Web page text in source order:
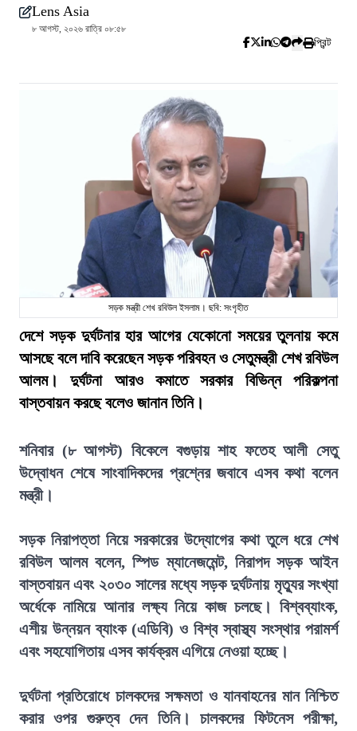
Lens Asia
৮ আগস্ট, ২০২৬ রাত্রি ০৮:৫৮
প্রিন্ট
সড়ক মন্ত্রী শেখ রবিউল ইসলাম। ছবি: সংগৃহীত
দেশে সড়ক দুর্ঘটনার হার আগের যেকোনো সময়ের তুলনায় কমে
আসছে বলে দাবি করেছেন সড়ক পরিবহন ও সেতুমন্ত্রী শেখ রবিউল
আলম। দুর্ঘটনা আরও কমাতে সরকার বিভিন্ন পরিকল্পনা
বাস্তবায়ন করছে বলেও জানান তিনি।
শনিবার (৮ আগস্ট) বিকেলে বগুড়ায় শাহ ফতেহ আলী সেতু
উদ্বোধন শেষে সাংবাদিকদের প্রশ্নের জবাবে এসব কথা বলেন
মন্ত্রী।
সড়ক নিরাপত্তা নিয়ে সরকারের উদ্যোগের কথা তুলে ধরে শেখ
রবিউল আলম বলেন, স্পিড ম্যানেজমেন্ট, নিরাপদ সড়ক আইন
বাস্তবায়ন এবং ২০৩০ সালের মধ্যে সড়ক দুর্ঘটনায় মৃত্যুর সংখ্যা
অর্ধেকে নামিয়ে আনার লক্ষ্য নিয়ে কাজ চলছে। বিশ্বব্যাংক,
এশীয় উন্নয়ন ব্যাংক (এডিবি) ও বিশ্ব স্বাস্থ্য সংস্থার পরামর্শ
এবং সহযোগিতায় এসব কার্যক্রম এগিয়ে নেওয়া হচ্ছে।
দুর্ঘটনা প্রতিরোধে চালকদের সক্ষমতা ও যানবাহনের মান নিশ্চিত
করার ওপর গুরুত্ব দেন তিনি। চালকদের ফিটনেস পরীক্ষা,